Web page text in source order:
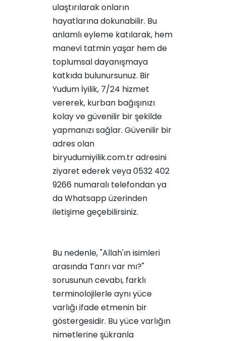
ulaştırılarak onların
hayatlarına dokunabilir. Bu
anlamlı eyleme katılarak, hem
manevi tatmin yaşar hem de
toplumsal dayanışmaya
katkıda bulunursunuz. Bir
Yudum İyilik, 7/24 hizmet
vererek, kurban bağışınızı
kolay ve güvenilir bir şekilde
yapmanızı sağlar. Güvenilir bir
adres olan
biryudumiyilik.com.tr adresini
ziyaret ederek veya 0532 402
9266 numaralı telefondan ya
da Whatsapp üzerinden
iletişime geçebilirsiniz.
Bu nedenle, "Allah'ın isimleri
arasında Tanrı var mı?"
sorusunun cevabı, farklı
terminolojilerle aynı yüce
varlığı ifade etmenin bir
göstergesidir. Bu yüce varlığın
nimetlerine şükranla